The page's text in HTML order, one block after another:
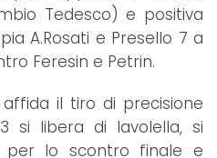
Tedesco) e positiva
A.Rosati e Presello 7 a
Feresin e Petrin.
affida il tiro di precisione
si libera di Iavolella, si
lo scontro finale e